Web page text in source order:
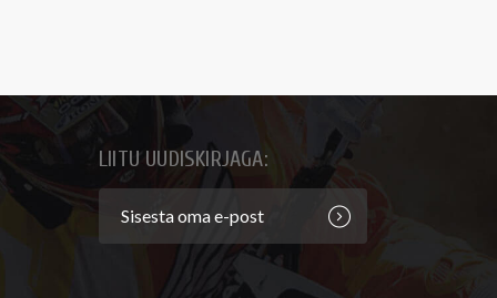
LIITU UUDISKIRJAGA: